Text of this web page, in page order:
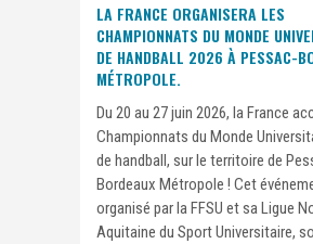
LA FRANCE ORGANISERA LES
CHAMPIONNATS DU MONDE
DE HANDBALL 2026 À PESSAC-
MÉTROPOLE.
Du 20 au 27 juin 2026, la France
Championnats du Monde
de handball, sur le territoire de
Bordeaux Métropole ! Cet
organisé par la FFSU et sa Ligue
Aquitaine du Sport Universitaire,